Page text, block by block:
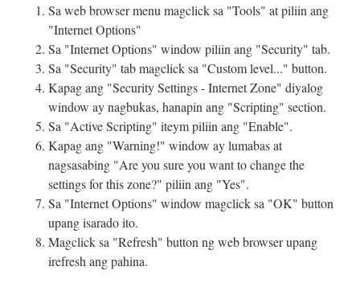
Sa web browser menu magclick sa "Tools" at piliin ang
"Internet Options"
Sa "Internet Options" window piliin ang "Security" tab.
Sa "Security" tab magclick sa "Custom level..." button.
Kapag ang "Security Settings - Internet Zone" diyalog
window ay nagbukas, hanapin ang "Scripting" section.
Sa "Active Scripting" iteym piliin ang "Enable".
Kapag ang "Warning!" window ay lumabas at
nagsasabing "Are you sure you want to change the
settings for this zone?" piliin ang "Yes".
Sa "Internet Options" window magclick sa "OK" button
upang isarado ito.
Magclick sa "Refresh" button ng web browser upang
irefresh ang pahina.